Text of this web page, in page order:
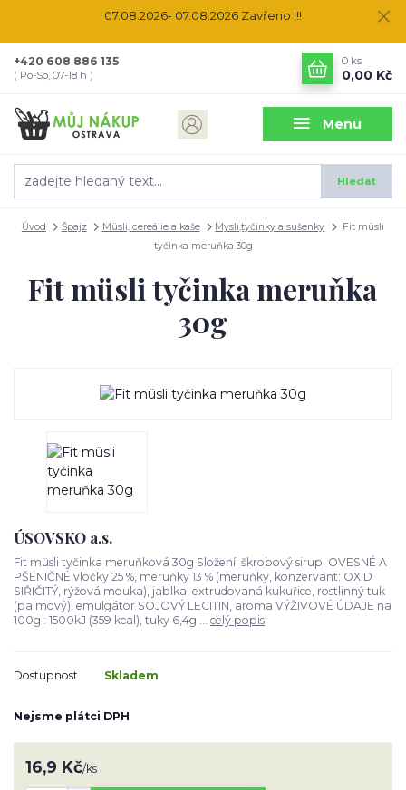
07.08.2026- 07.08.2026 Zavřeno !!!
Menu
Hledat
+420 608 886 135
( Po-So, 07-18 h )
0 ks
0,00 Kč
Úvod Špajz Müsli, cereálie a kaše Mysli,tyčinky a sušenky
Fit müsli
tyčinka meruňka 30g
Fit müsli tyčinka meruňka
30g
ÚSOVSKO a.s.
Fit müsli tyčinka meruňková 30g Složení: škrobový sirup, OVESNÉ A
PŠENIČNÉ vločky 25 %, meruňky 13 % (meruňky, konzervant: OXID
SIŘIČITÝ, rýžová mouka), jablka, extrudovaná kukuřice, rostlinný tuk
(palmový), emulgátor SOJOVÝ LECITIN, aroma VÝŽIVOVÉ ÚDAJE na
100g : 1500kJ (359 kcal), tuky 6,4g ... celý popis
Dostupnost Skladem
Nejsme plátci DPH
16,9 Kč/ks